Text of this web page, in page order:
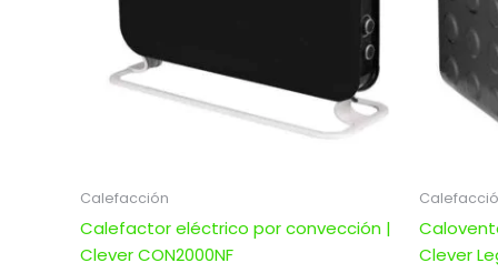
Calefacción
Calefactor eléctrico por convección |
Clever CON2000NF
Clever